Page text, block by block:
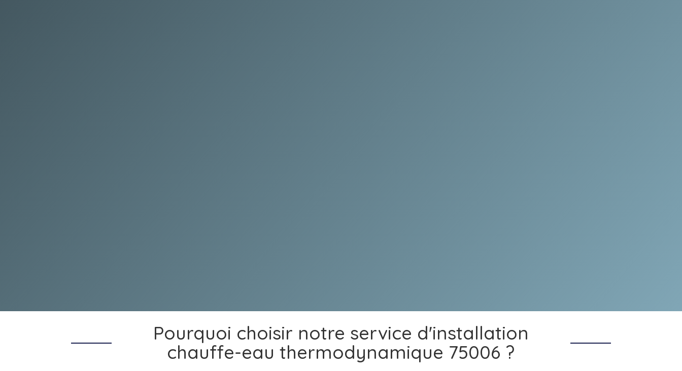
Pourquoi choisir notre service d'installation
chauffe-eau thermodynamique 75006 ?